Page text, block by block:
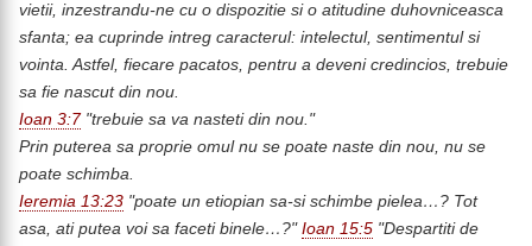
vietii, inzestrandu-ne cu o dispozitie si o atitudine duhovniceasca
sfanta; ea cuprinde intreg caracterul: intelectul, sentimentul si
vointa. Astfel, fiecare pacatos, pentru a deveni credincios, trebuie
sa fie nascut din nou.
Ioan 3:7"trebuie sa va nasteti din nou."
Prin puterea sa proprie omul nu se poate naste din nou, nu se
poate schimba.
Ieremia 13:23 "poate un etiopian sa-si schimbe pielea…? Tot
asa, ati putea voi sa faceti binele…?" Ioan 15:5 "Despartiti de